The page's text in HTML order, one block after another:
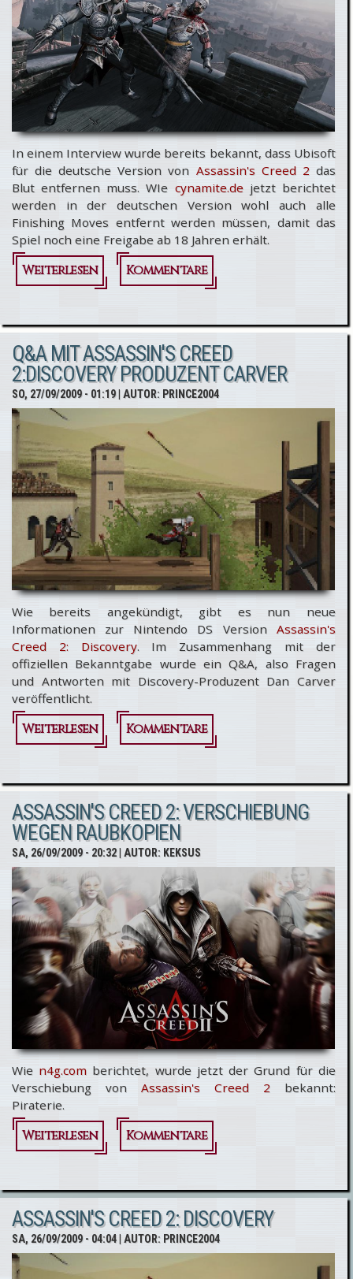
In einem Interview wurde bereits bekannt, dass Ubisoft
für die deutsche Version von Assassin's Creed 2das
Blut entfernen muss. WIe cynamite.dejetzt berichtet
werden in der deutschen Version wohl auch alle
Finishing Moves entfernt werden müssen, damit das
Spiel noch eine Freigabe ab 18 Jahren erhält.
Weiterlesen
über
Creed 2 in
Deutschland
doch nicht
geschnitten
[Update]
Kommentare
Q&A MIT ASSASSIN'S CREED
2:DISCOVERY PRODUZENT CARVER
SO, 27/09/2009 - 01:19| AUTOR: PRINCE2004
Wie bereits angekündigt, gibt es nun neue
Informationen zur Nintendo DS Version Assassin's
Creed 2: Discovery. Im Zusammenhang mit der
offiziellen Bekanntgabe wurde ein Q&A, also Fragen
und Antworten mit Discovery-Produzent Dan Carver
veröffentlicht.
Weiterlesen
über Q&A
Assassin's
Creed
2:Discovery
Produzent
Carver
Kommentare
ASSASSIN'S CREED 2: VERSCHIEBUNG
WEGEN RAUBKOPIEN
SA, 26/09/2009 - 20:32| AUTOR: KEKSUS
Wie n4g.com berichtet, wurde jetzt der Grund für die
Verschiebung von Assassin's Creed 2bekannt:
Piraterie.
Weiterlesenüber Assassin's
Verschiebung
wegen
Raubkopien
Kommentare
ASSASSIN'S CREED 2: DISCOVERY
SA, 26/09/2009 - 04:04| AUTOR: PRINCE2004